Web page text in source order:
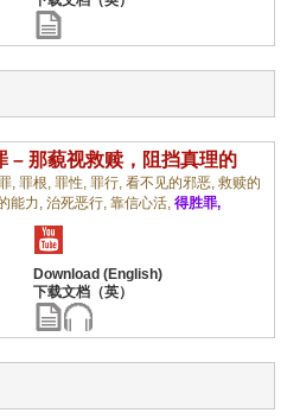
– 那藐视救赎，阻挡真理的
, 罪根, 罪性, 罪行, 看不见的邪恶, 救赎的
能力, 治死恶行, 靠信心活, 得胜罪,